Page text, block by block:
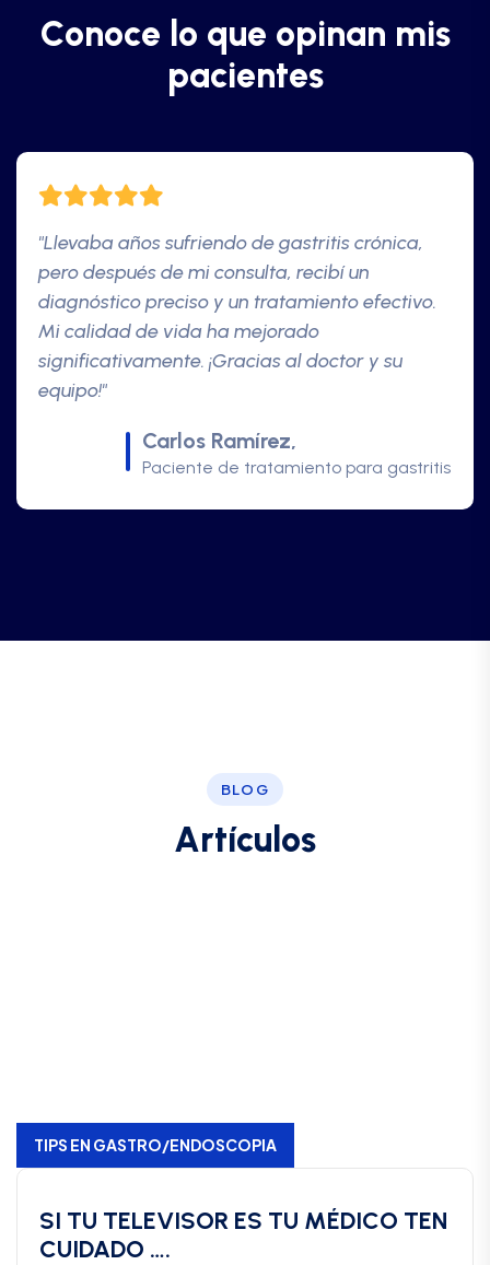
Conoce o que opinan mis
pacientes
"La cirugía para remover mi vesícula fue un
éxito gracias a la experiencia del doctor. Todo
el proceso, desde la consulta inicial hasta la
recuperación, fue excelente. Recomiendo
ampliamente sus servicios."
Paciente de cirugía de vesícula
BLOG
Artícu os
TIPS EN GASTRO/ENDOSCOPIA
SI TU TELEVISOR ES TU MÉDICO TEN
CUIDADO ….